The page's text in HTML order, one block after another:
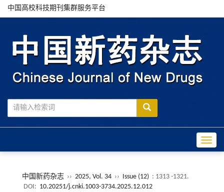
中国高校科技期刊集群服务平台
中国新药杂志 ›› 2025, Vol. 34 ›› Issue (12) : 1313 -1321.
DOI: 10.20251/j.cnki.1003-3734.2025.12.012